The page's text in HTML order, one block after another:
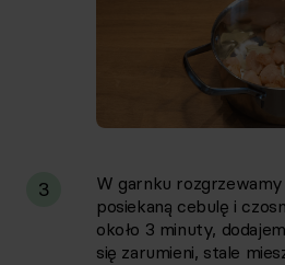
3
W garnku
posiekaną cebulę i
około 3 minuty,
się zarumieni, stale